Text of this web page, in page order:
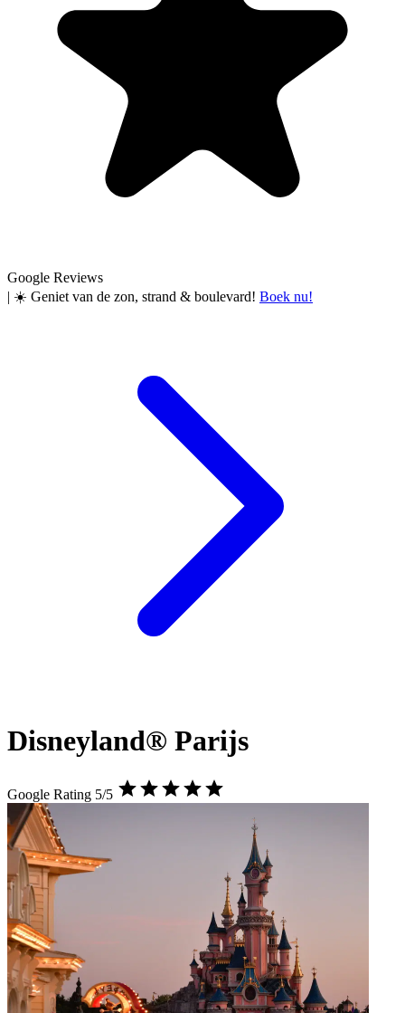
Google Reviews
| ☀️ Geniet van de zon, strand & boulevard! Boek nu!
Disneyland® Parijs
Google Rating 5/5